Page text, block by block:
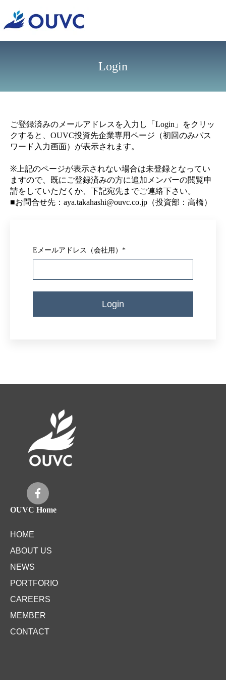
Login
ご登録済みのメールアドレスを入力し「Login」をクリッ
クすると、OUVC投資先企業専用ページ（初回のみパス
ワード入力画面）が表示されます。
※上記のページが表示されない場合は未登録となってい
ますので、既にご登録済みの方に追加メンバーの閲覧申
請をしていただくか、下記宛先までご連絡下さい。
■お問合せ先：aya.takahashi@ouvc.co.jp（投資部：高橋）
Eメールアドレス（会社用） *
OUVC Home
HOME
ABOUT US
NEWS
PORTFORIO
CAREERS
MEMBER
CONTACT